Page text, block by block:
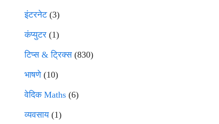
इंटरनेट(3)
कंप्युटर (1)
टिप्स & ट्रिक्स(830)
भाषणे(10)
वेदिक Maths (6)
व्यवसाय(1)